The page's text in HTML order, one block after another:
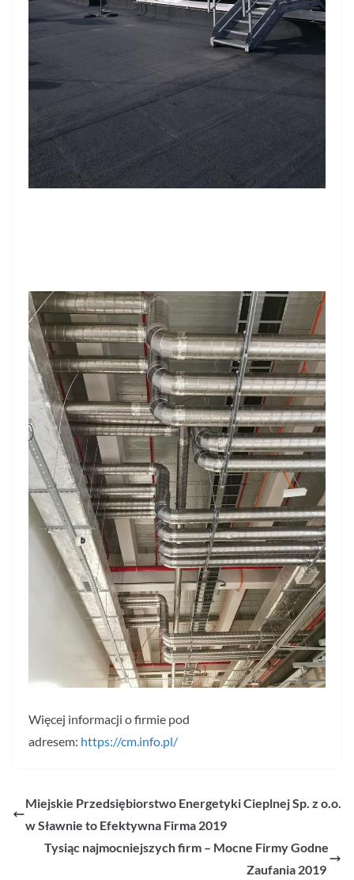
Więcej informacji o firmie pod
adresem: https://cm.info.pl/
Miejskie Przedsiębiorstwo Energetyki Cieplnej Sp. z o.o.
w Sławnie to Efektywna Firma 2019
Tysiąc najmocniejszych firm – Mocne Firmy Godne
Zaufania 2019